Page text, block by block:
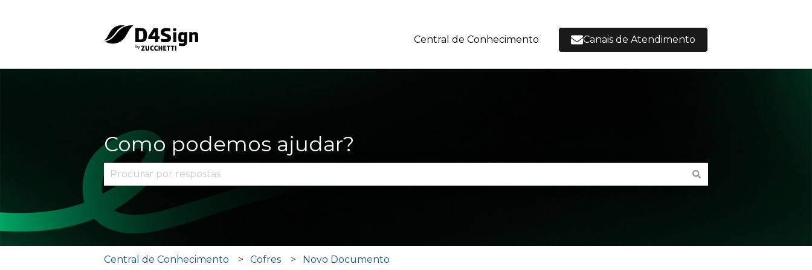
Central de Conhecimento Canais de Atendimento
Como podemos ajudar?
Não há sugestões porque o campo de pesquisa está em branco.
Central de Conhecimento Cofres Novo Documento